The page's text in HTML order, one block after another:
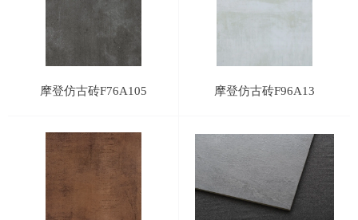
摩登仿古砖F76A105 摩登仿古砖F96A13